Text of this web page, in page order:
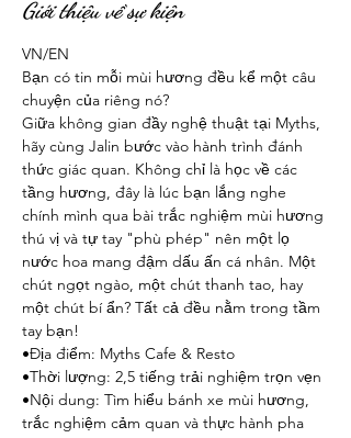
Giới thiệu về sự kiện
VN/EN
Bạn có tin mỗi mùi hương đều kể một câu
chuyện của riêng nó?
Giữa không gian đầy nghệ thuật tại Myths,
hãy cùng Jalin bước vào hành trình đánh
thức giác quan. Không chỉ là học về các
tầng hương, đây là lúc bạn lắng nghe
chính mình qua bài trắc nghiệm mùi hương
thú vị và tự tay "phù phép" nên một lọ
nước hoa mang đậm dấu ấn cá nhân. Một
chút ngọt ngào, một chút thanh tao, hay
một chút bí ẩn? Tất cả đều nằm trong tầm
tay bạn!
•Địa điểm: Myths Cafe & Resto
•Thời lượng: 2,5 tiếng trải nghiệm trọn vẹn
•Nội dung: Tìm hiểu bánh xe mùi hương,
trắc nghiệm cảm quan và thực hành pha